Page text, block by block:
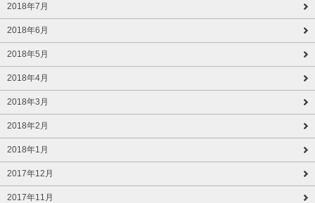
2018年7月
2018年6月
2018年5月
2018年4月
2018年3月
2018年2月
2018年1月
2017年12月
2017年11月